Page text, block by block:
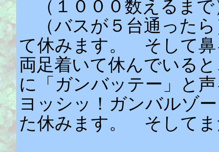
（１０００数えるまで
（バスが５台通った
て休みます。 そして鼻
両足着いて休んでいる
に「ガンバッテー」と
ヨッシッ！ガンバルゾ
た休みます。 そしてま